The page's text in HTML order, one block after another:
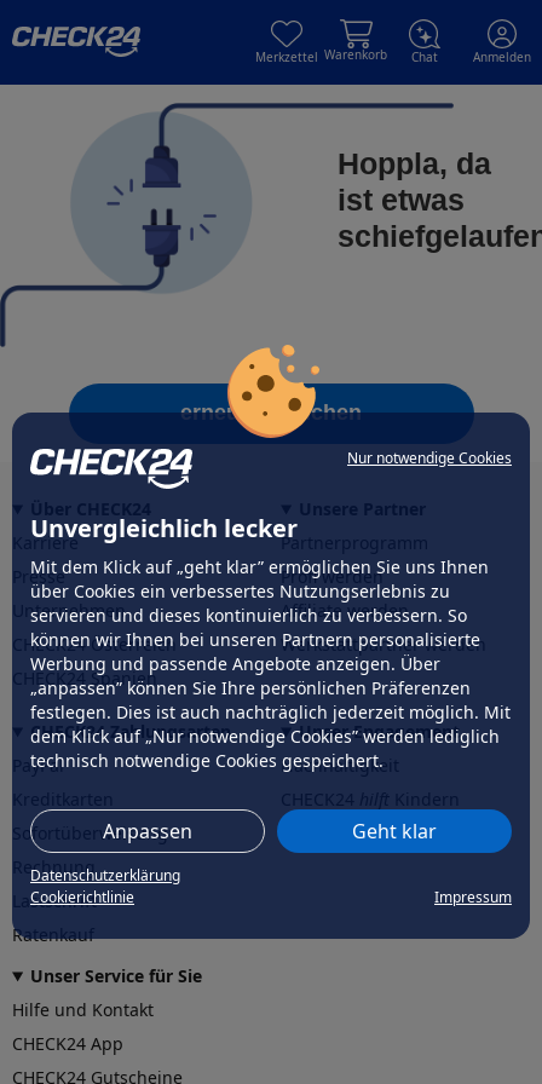
Nur notwendige Cookies
Unvergleichlich lecker
Mit dem Klick auf „geht klar” ermöglichen Sie uns Ihnen
über Cookies ein verbessertes Nutzungserlebnis zu
servieren und dieses kontinuierlich zu verbessern. So
können wir Ihnen bei unseren Partnern personalisierte
Werbung und passende Angebote anzeigen. Über
„anpassen” können Sie Ihre persönlichen Präferenzen
festlegen. Dies ist auch nachträglich jederzeit möglich. Mit
dem Klick auf „Nur notwendige Cookies” werden lediglich
technisch notwendige Cookies gespeichert.
Anpassen Geht klar
Datenschutzerklärung
Cookierichtlinie
Impressum
Merkzettel Warenkorb Chat Anmelden
Hoppla, da
ist etwas
erneut versuchen
Karriere
Presse
Unternehmen
CHECK24 Österreich
CHECK24 Spanien
Partnerprogramm
Profi werden
Affiliate werden
Werkstattpartner werden
CHECK24 Zahlungsarten
PayPal
Sofortüberweisung
Rechnung
Lastschrift
Ratenkauf
Unser Engagement
Nachhaltigkeit
CHECK24hilftder Natur
Unser Service für Sie
Hilfe und Kontakt
CHECK24 App
CHECK24 Gutscheine